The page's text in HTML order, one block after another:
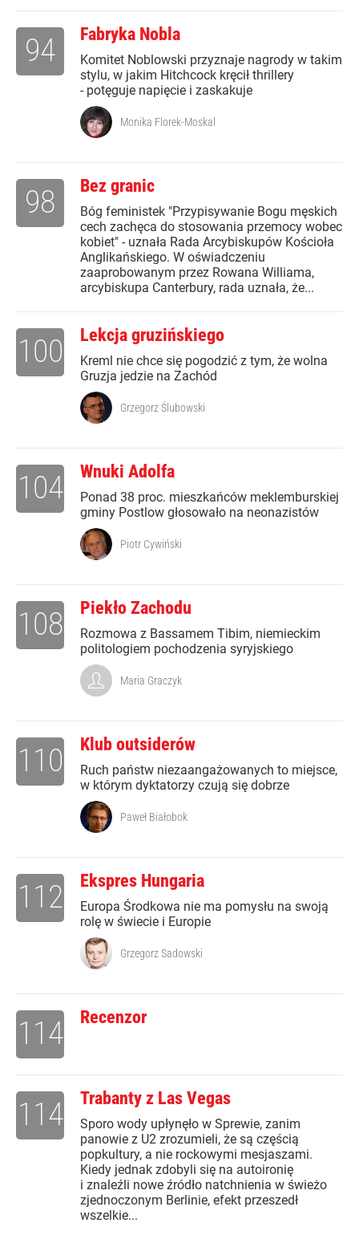
Fabryka Nobla
Komitet Noblowski przyznaje nagrody w takim
stylu, w jakim Hitchcock kręcił thrillery
- potęguje napięcie i zaskakuje
94
Monika Florek-Moskal
Bez granic
Bóg feministek "Przypisywanie Bogu męskich
cech zachęca do stosowania przemocy wobec
kobiet" - uznała Rada Arcybiskupów Kościoła
Anglikańskiego. W oświadczeniu
zaaprobowanym przez Rowana Williama,
arcybiskupa Canterbury, rada uznała, że...
98
Lekcja gruzińskiego
Kreml nie chce się pogodzić z tym, że wolna
Gruzja jedzie na Zachód
100
Grzegorz Ślubowski
Wnuki Adolfa
Ponad 38 proc. mieszkańców meklemburskiej
gminy Postlow głosowało na neonazistów
104
Piotr Cywiński
Piekło Zachodu
Rozmowa z Bassamem Tibim, niemieckim
politologiem pochodzenia syryjskiego
108
Maria Graczyk
Klub outsiderów
Ruch państw niezaangażowanych to miejsce,
w którym dyktatorzy czują się dobrze
110
Paweł Białobok
Ekspres Hungaria
Europa Środkowa nie ma pomysłu na swoją
rolę w świecie i Europie
112
Grzegorz Sadowski
Recenzor
114
Trabanty z Las Vegas
Sporo wody upłynęło w Sprewie, zanim
panowie z U2 zrozumieli, że są częścią
popkultury, a nie rockowymi mesjaszami.
Kiedy jednak zdobyli się na autoironię
i znaleźli nowe źródło natchnienia w świeżo
zjednoczonym Berlinie, efekt przeszedł
wszelkie...
114